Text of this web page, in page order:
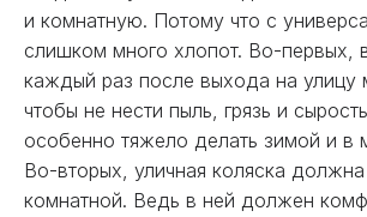
и комнатную. Потому что с
слишком много хлопот. Во-первых,
каждый раз после выхода на улицу
чтобы не нести пыль, грязь и
особенно тяжело делать зимой и в
Во-вторых, уличная коляска
комнатной. Ведь в ней должен